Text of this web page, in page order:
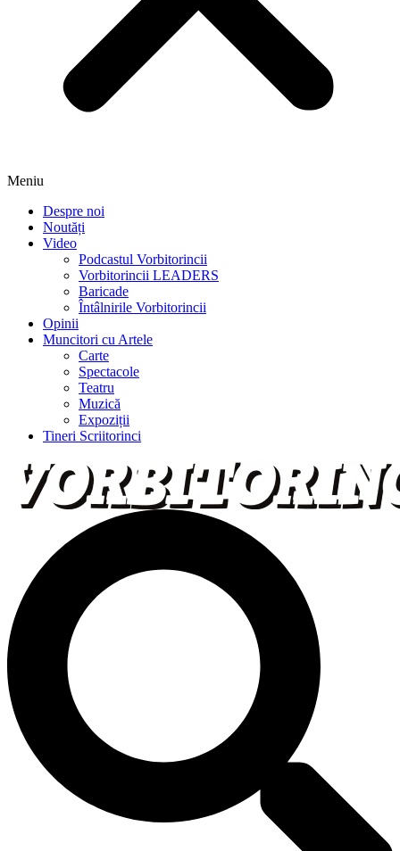
Meniu
Despre noi
Noutăți
Video
Podcastul Vorbitorincii
Vorbitorincii LEADERS
Baricade
Întâlnirile Vorbitorincii
Opinii
Muncitori cu Artele
Carte
Spectacole
Teatru
Muzică
Expoziții
Tineri Scriitorinci